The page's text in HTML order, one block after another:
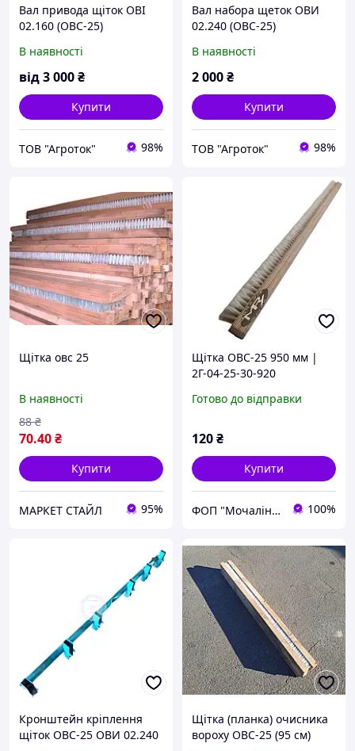
Вал привода щіток ОВІ
02.160 (ОВС-25)
В наявності
від3 000₴
Купити
ТОВ "Агроток" 98%
Вал набора щеток ОВИ
02.240 (ОВС-25)
В наявності
2 000₴
Купити
ТОВ "Агроток" 98%
Щітка овс 25
В наявності
70.40₴
88 ₴
Купити
МАРКЕТ СТАЙЛ 95%
Щітка ОВС-25 950 мм |
2Г-04-25-30-920
Готово до відправки
120₴
Купити
ФОП "Мочалін Р.Ю." 100%
Кронштейн кріплення
щіток ОВС-25 ОВИ 02.240
Щітка (планка) очисника
вороху ОВС-25 (95 см)